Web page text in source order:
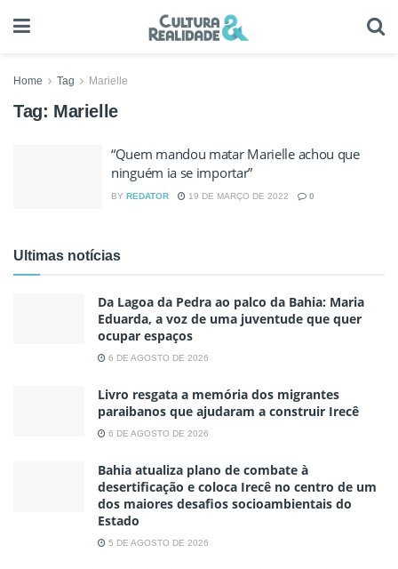
Home Tag Marielle
Tag: Marielle
“Quem mandou matar Marielle achou que
ninguém ia se importar”
BY REDATOR 19 DE MARÇO DE 2022 0
Ultimas notícias
Da Lagoa da Pedra ao palco da Bahia: Maria
Eduarda, a voz de uma juventude que quer
ocupar espaços
6 DE AGOSTO DE 2026
Livro resgata a memória dos migrantes
paraibanos que ajudaram a construir Irecê
6 DE AGOSTO DE 2026
Bahia atualiza plano de combate à
desertificação e coloca Irecê no centro de um
dos maiores desafios socioambientais do
Estado
5 DE AGOSTO DE 2026